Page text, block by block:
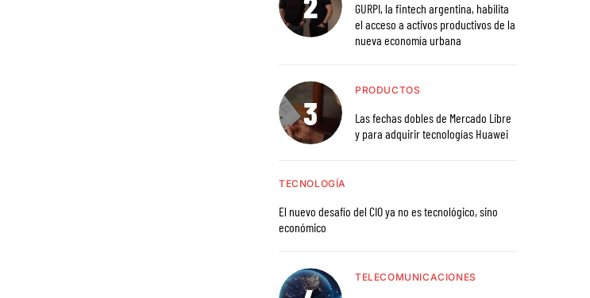
GURPI, la fintech argentina, habilita
el acceso a activos productivos de la
nueva economía urbana
PRODUCTOS
Las fechas dobles de Mercado Libre
y para adquirir tecnologías Huawei
TECNOLOGÍA
El nuevo desafío del CIO ya no es tecnológico, sino
económico
TELECOMUNICACIONES